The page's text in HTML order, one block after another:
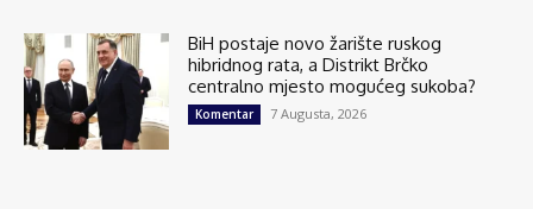
BiH postaje novo žarište ruskog
hibridnog rata, a Distrikt Brčko
centralno mjesto mogućeg sukoba?
Komentar 7 Augusta, 2026